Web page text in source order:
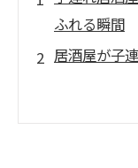
ふれる瞬間
居酒屋が子